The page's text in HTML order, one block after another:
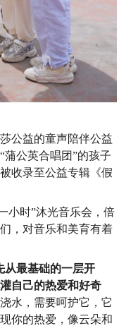
公益的童声陪伴公益
公英合唱团”的孩子
收录至公益专辑《假
小时”沐光音乐会，倍
，对音乐和美育有着
从最基础的一层开
自己的热爱和好奇
水，需要呵护它，它
你的热爱，像云朵和